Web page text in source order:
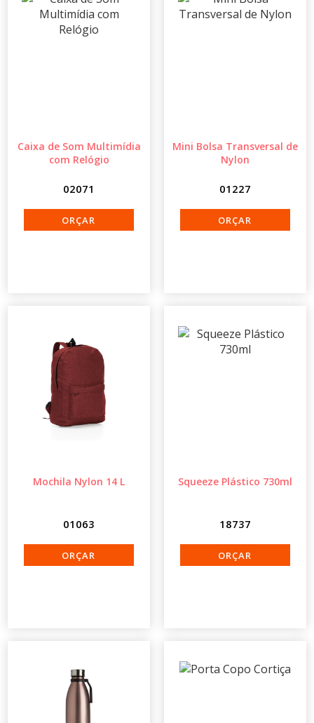
Caixa de Som Multimídia
com Relógio
02071
Mini Bolsa Transversal de
Nylon
01227
Mochila Nylon 14 L
01063
Squeeze Plástico 730ml
18737